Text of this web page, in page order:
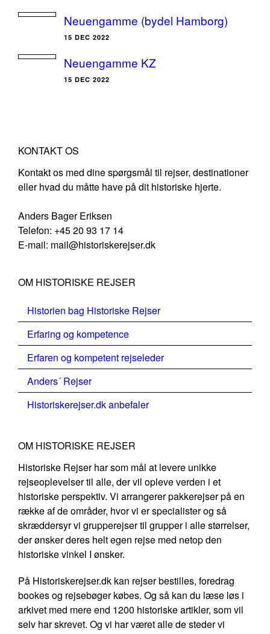
Neuengamme (bydel Hamborg)
15 DEC 2022
Neuengamme KZ
15 DEC 2022
KONTAKT OS
Kontakt os med dine spørgsmål til rejser, destinationer
eller hvad du måtte have på dit historiske hjerte.
Anders Bager Eriksen
Telefon: +45 20 93 17 14
E-mail: mail@historiskerejser.dk
OM HISTORISKE REJSER
Historien bag Historiske Rejser
Erfaring og kompetence
Erfaren og kompetent rejseleder
Anders´ Rejser
Historiskerejser.dk anbefaler
OM HISTORISKE REJSER
Historiske Rejser har som mål at levere unikke
rejseoplevelser til alle, der vil opleve verden i et
historiske perspektiv. Vi arrangerer pakkerejser på en
række af de områder, hvor vi er specialister og så
skræddersyr vi grupperejser til grupper i alle størrelser,
der ønsker deres helt egen rejse med netop den
historiske vinkel I ønsker.
På Historiskerejser.dk kan rejser bestilles, foredrag
bookes og rejsebøger købes. Og så kan du læse løs i
arkivet med mere end 1200 historiske artikler, som vil
selv har skrevet. Og vi har været alle de steder vi